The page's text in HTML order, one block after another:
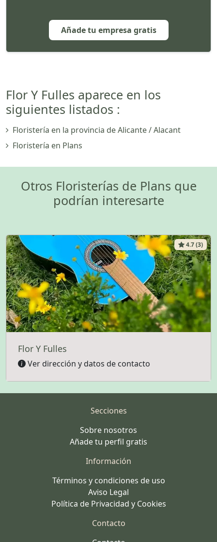
Añade tu empresa gratis
Flor Y Fulles aparece en los
siguientes listados :
Floristería en la provincia de Alicante / Alacant
Floristería en Plans
Otros Floristerías de Plans que
podrían interesarte
4.7 (3)
Flor Y Fulles
Ver dirección y datos de contacto
Secciones
Sobre nosotros
Añade tu perfil gratis
Información
Términos y condiciones de uso
Aviso Legal
Política de Privacidad y Cookies
Contacto